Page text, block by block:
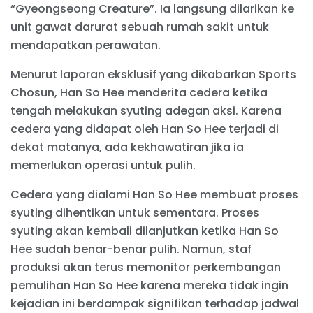
“Gyeongseong Creature”. Ia langsung dilarikan ke
unit gawat darurat sebuah rumah sakit untuk
mendapatkan perawatan.
Menurut laporan eksklusif yang dikabarkan Sports
Chosun, Han So Hee menderita cedera ketika
tengah melakukan syuting adegan aksi. Karena
cedera yang didapat oleh Han So Hee terjadi di
dekat matanya, ada kekhawatiran jika ia
memerlukan operasi untuk pulih.
Cedera yang dialami Han So Hee membuat proses
syuting dihentikan untuk sementara. Proses
syuting akan kembali dilanjutkan ketika Han So
Hee sudah benar-benar pulih. Namun, staf
produksi akan terus memonitor perkembangan
pemulihan Han So Hee karena mereka tidak ingin
kejadian ini berdampak signifikan terhadap jadwal